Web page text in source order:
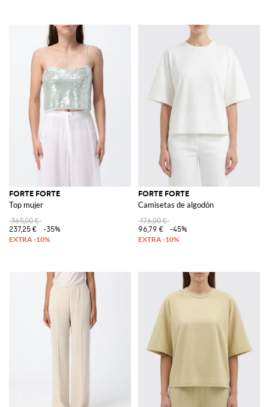
FORTE FORTE
Top mujer
365,00 €
237,25 €
-35%
FORTE FORTE
Camisetas de algodón
176,00 €
96,79 €
-45%